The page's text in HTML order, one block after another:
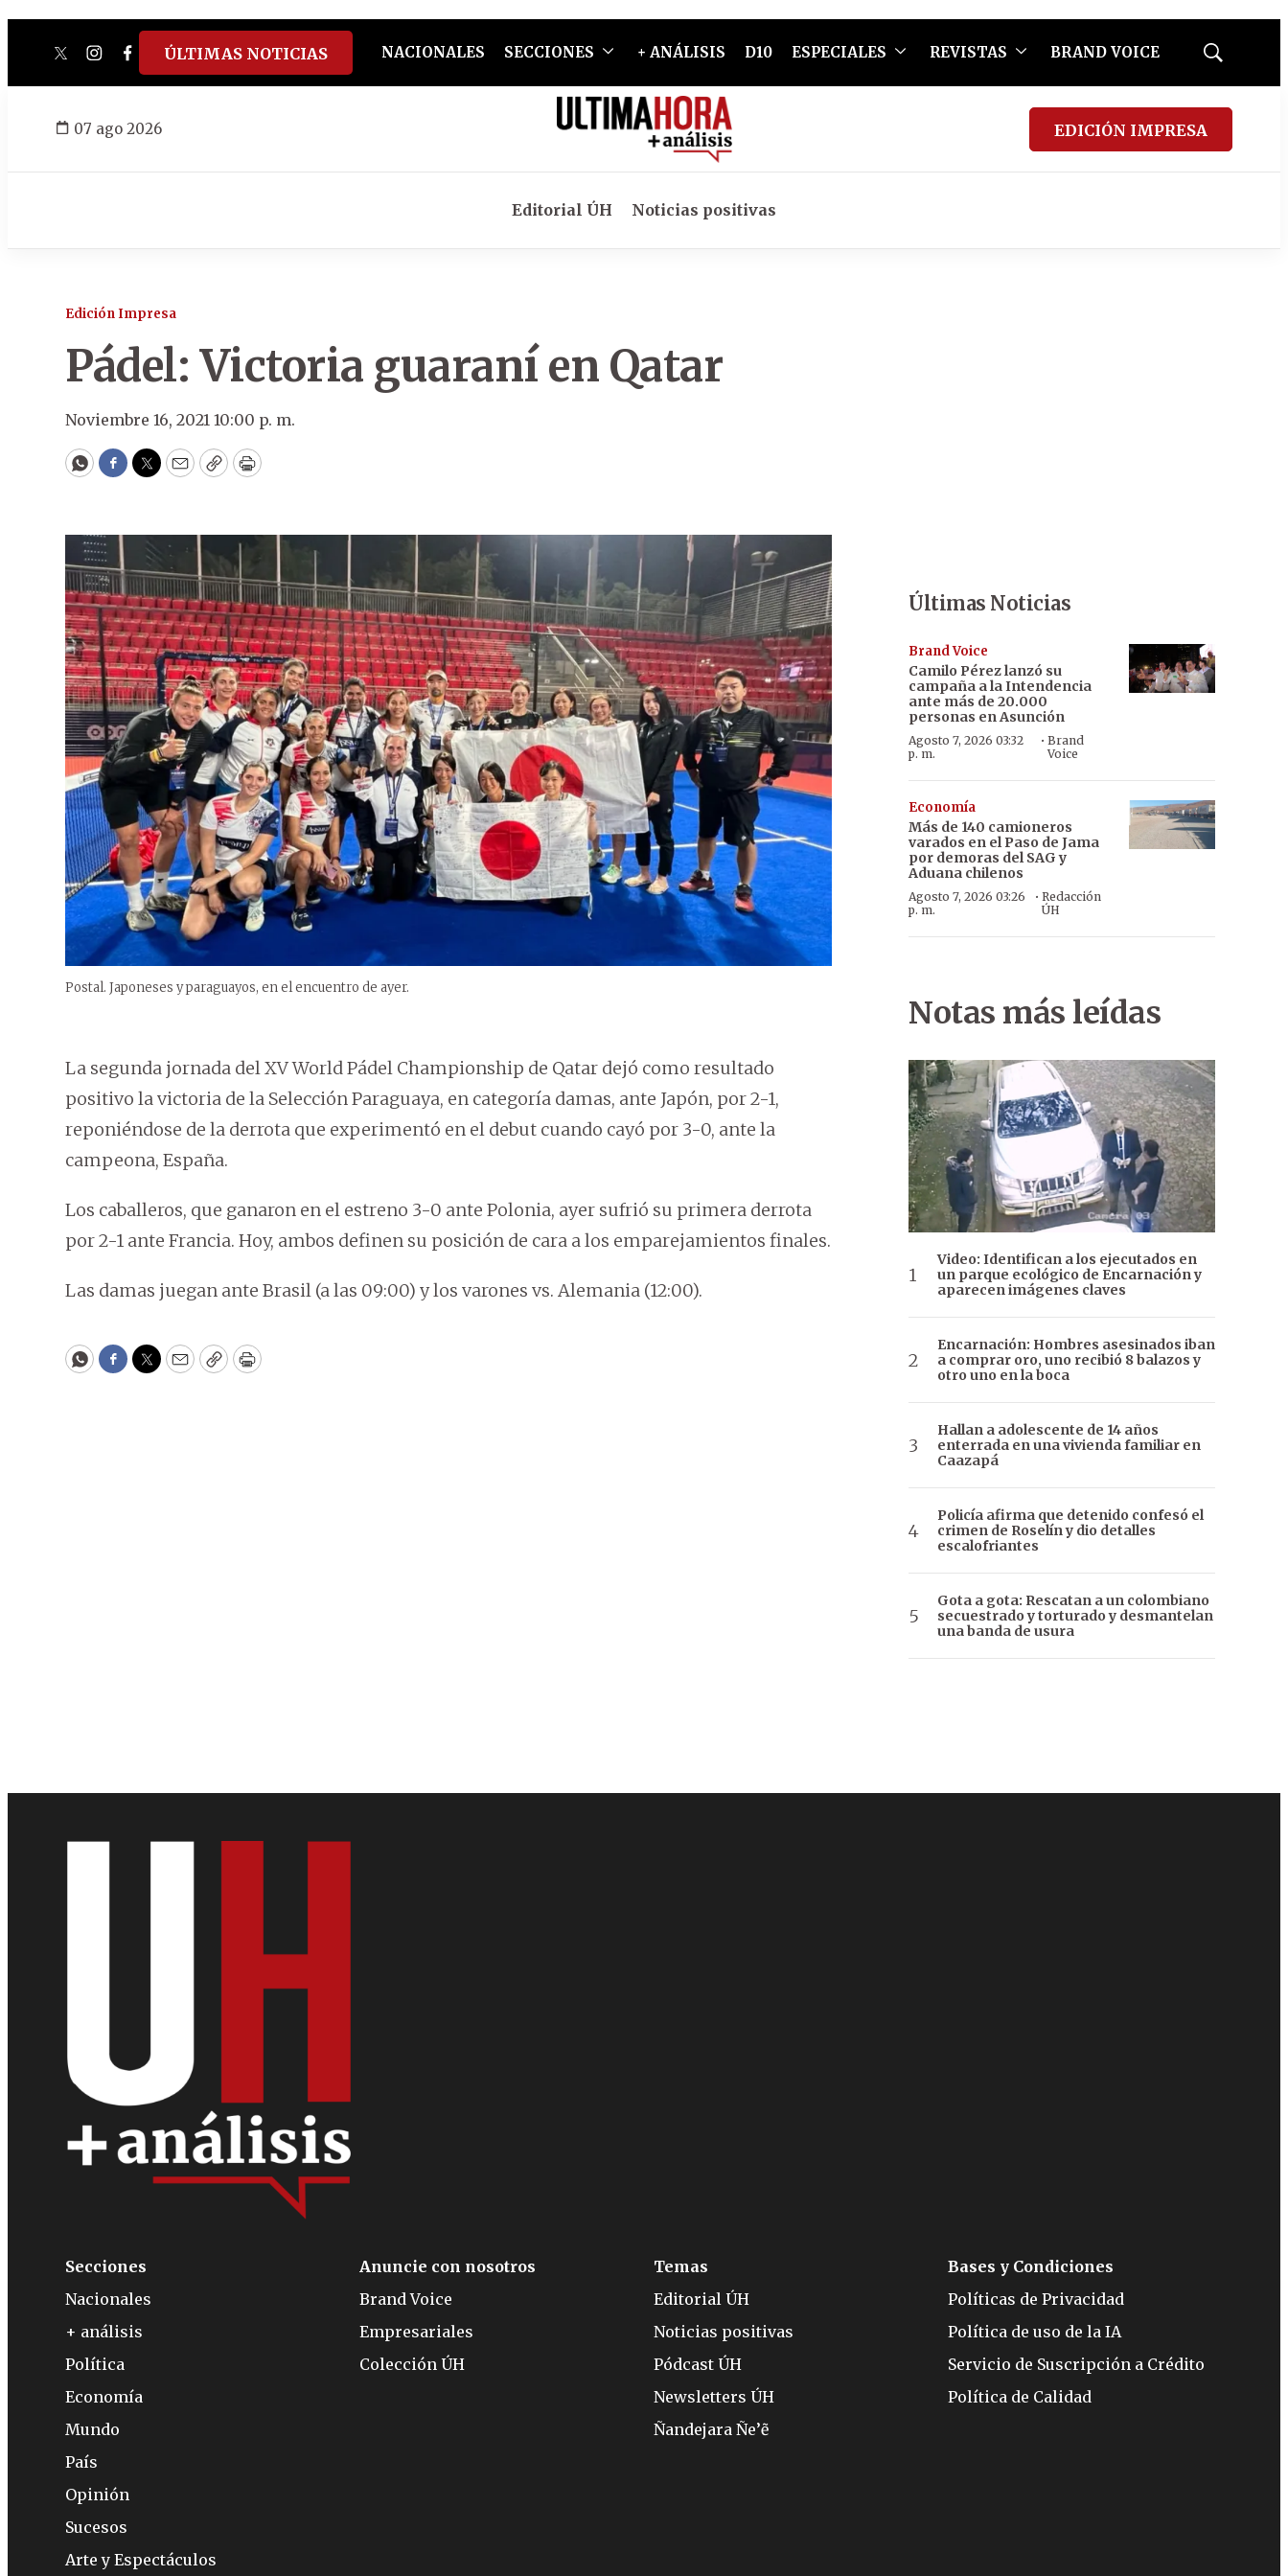
twitterinstagram
facebook
tiktokyoutube
spotify
ÚLTIMAS NOTICIAS NACIONALES SECCIONES + ANÁLISIS D10 ESPECIALES REVISTAS BRAND VOICE
Mostrar
07 ago 2026 EDICIÓN IMPRESA
Editorial ÚH Noticias positivas
Edición Impresa
Pádel: Victoria guaraní en Qatar
Noviembre 16, 2021 10:00 p. m.
WhatsApp
Facebook
Twitter
EmailCopyPrint
Postal. Japoneses y paraguayos, en el encuentro de ayer.
La segunda jornada del XV World Pádel Championship de Qatar dejó como resultado
positivo la victoria de la Selección Paraguaya, en categoría damas, ante Japón, por 2-1,
reponiéndose de la derrota que experimentó en el debut cuando cayó por 3-0, ante la
campeona, España.
Los caballeros, que ganaron en el estreno 3-0 ante Polonia, ayer sufrió su primera derrota
por 2-1 ante Francia. Hoy, ambos definen su posición de cara a los emparejamientos finales.
Las damas juegan ante Brasil (a las 09:00) y los varones vs. Alemania (12:00).
WhatsApp
Facebook
Twitter
EmailCopyPrint
Últimas Noticias
Brand Voice
Camilo Pérez lanzó su
campaña a la Intendencia
ante más de 20.000
personas en Asunción
Agosto 7, 2026 03:32
p. m.
· Brand
Voice
Economía
Más de 140 camioneros
varados en el Paso de Jama
por demoras del SAG y
Aduana chilenos
Agosto 7, 2026 03:26
p. m.
·Redacción
ÚH
Notas más leídas
Video: Identifican a los ejecutados en
un parque ecológico de Encarnación y
aparecen imágenes claves
Encarnación: Hombres asesinados iban
a comprar oro, uno recibió 8 balazos y
otro uno en la boca
Hallan a adolescente de 14 años
enterrada en una vivienda familiar en
Caazapá
Policía afirma que detenido confesó el
crimen de Roselín y dio detalles
escalofriantes
Gota a gota: Rescatan a un colombiano
secuestrado y torturado y desmantelan
una banda de usura
Secciones
Nacionales
+ análisis
Política
Economía
Mundo
País
Opinión
Sucesos
Arte y Espectáculos
Anuncie con nosotros
Brand Voice
Empresariales
Colección ÚH
Temas
Editorial ÚH
Noticias positivas
Pódcast ÚH
Newsletters ÚH
Ñandejara Ñe’ẽ
Bases y Condiciones
Políticas de Privacidad
Política de uso de la IA
Servicio de Suscripción a Crédito
Política de Calidad